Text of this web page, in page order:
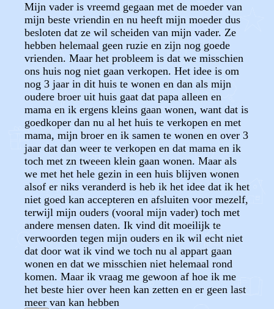
Mijn vader is vreemd gegaan met de moeder van
mijn beste vriendin en nu heeft mijn moeder dus
besloten dat ze wil scheiden van mijn vader. Ze
hebben helemaal geen ruzie en zijn nog goede
vrienden. Maar het probleem is dat we misschien
ons huis nog niet gaan verkopen. Het idee is om
nog 3 jaar in dit huis te wonen en dan als mijn
oudere broer uit huis gaat dat papa alleen en
mama en ik ergens kleins gaan wonen, want dat is
goedkoper dan nu al het huis te verkopen en met
mama, mijn broer en ik samen te wonen en over 3
jaar dat dan weer te verkopen en dat mama en ik
toch met zn tweeen klein gaan wonen. Maar als
we met het hele gezin in een huis blijven wonen
alsof er niks veranderd is heb ik het idee dat ik het
niet goed kan accepteren en afsluiten voor mezelf,
terwijl mijn ouders (vooral mijn vader) toch met
andere mensen daten. Ik vind dit moeilijk te
verwoorden tegen mijn ouders en ik wil echt niet
dat door wat ik vind we toch nu al appart gaan
wonen en dat we misschien niet helemaal rond
komen. Maar ik vraag me gewoon af hoe ik me
het beste hier over heen kan zetten en er geen last
meer van kan hebben